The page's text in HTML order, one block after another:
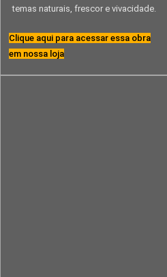
temas naturais, frescor e vivacidade.
Clique aqui para acessar essa obra
em nossa loja